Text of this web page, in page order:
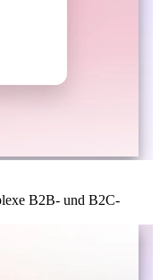
B2B- und B2C-